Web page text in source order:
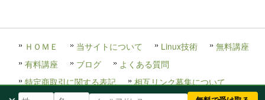
ＨＯＭＥ 当サイトについて Linux技術
無料講座
有料講座
ブログ
よくある質問
特定商取引に関する表記
相互リンク募集について